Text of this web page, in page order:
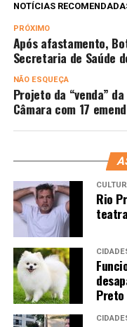
NOTÍCIAS
PRÓXIMO
Após afastamento,
Secretaria de Saúde
NÃO ESQUEÇA
Projeto da “venda”
Câmara com 17
Rio
Preto